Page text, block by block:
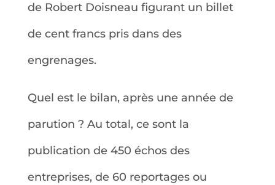
de Robert Doisneau figurant un billet
de cent francs pris dans des
engrenages.
Quel est le bilan, après une année de
parution ? Au total, ce sont la
publication de 450 échos des
entreprises, de 60 reportages ou